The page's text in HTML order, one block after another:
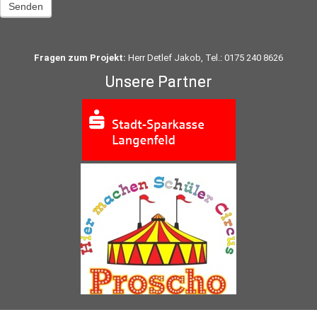
Senden
Fragen zum Projekt: Herr Detlef Jakob, Tel.: 0175 240 8626
Unsere Partner